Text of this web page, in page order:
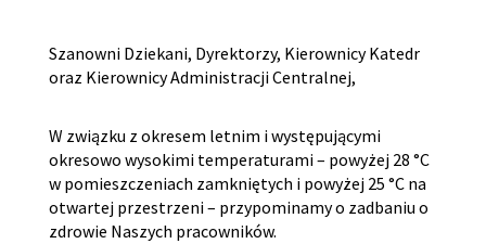
Szanowni Dziekani, Dyrektorzy, Kierownicy Katedr
oraz Kierownicy Administracji Centralnej,
W związku z okresem letnim i występującymi
okresowo wysokimi temperaturami – powyżej 28 °C
w pomieszczeniach zamkniętych i powyżej 25 °C na
otwartej przestrzeni – przypominamy o zadbaniu o
zdrowie Naszych pracowników.